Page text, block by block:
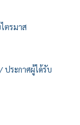
ตรมาส
ประกาศผู้ได้รับ